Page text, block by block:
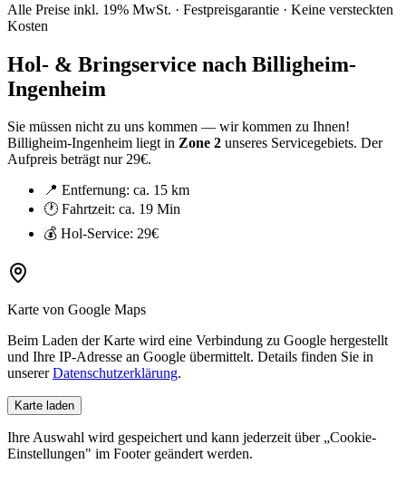
Alle Preise inkl. 19% MwSt. · Festpreisgarantie · Keine versteckten
Kosten
Hol- & Bringservice nach Billigheim-
Ingenheim
Sie müssen nicht zu uns kommen — wir kommen zu Ihnen!
Billigheim-Ingenheim liegt in Zone 2 unseres Servicegebiets. Der
Aufpreis beträgt nur 29€.
📍 Entfernung: ca. 15 km
🕐 Fahrtzeit: ca. 19 Min
💰 Hol-Service: 29€
Karte von Google Maps
Beim Laden der Karte wird eine Verbindung zu Google hergestellt
und Ihre IP-Adresse an Google übermittelt. Details finden Sie in
unserer Datenschutzerklärung.
Karte laden
Ihre Auswahl wird gespeichert und kann jederzeit über „Cookie-
Einstellungen" im Footer geändert werden.